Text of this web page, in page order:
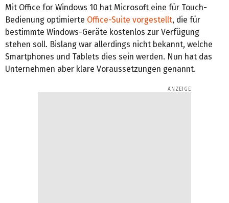
Mit Office for Windows 10 hat Microsoft eine für Touch-
Bedienung optimierte Office-Suite vorgestellt, die für
bestimmte Windows-Geräte kostenlos zur Verfügung
stehen soll. Bislang war allerdings nicht bekannt, welche
Smartphones und Tablets dies sein werden. Nun hat das
Unternehmen aber klare Voraussetzungen genannt.